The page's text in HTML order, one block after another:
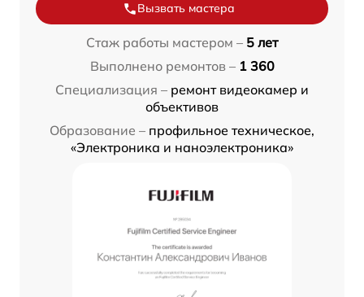
Вызвать мастера
Стаж работы мастером – 5 лет
Выполнено ремонтов – 1 360
Специализация – ремонт видеокамер и
объективов
Образование – профильное техническое,
«Электроника и наноэлектроника»